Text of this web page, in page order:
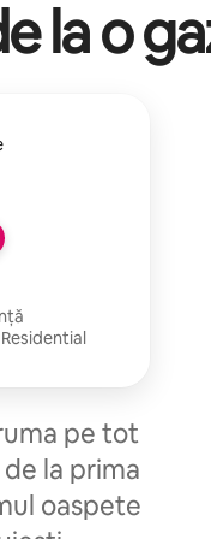
la o
pe tot
la prima
oaspete